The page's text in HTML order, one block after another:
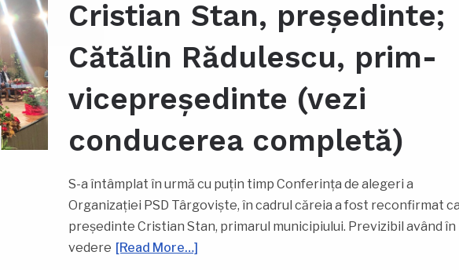
Cristian Stan, președinte;
Cătălin Rădulescu, prim-
vicepreședinte (vezi
conducerea completă)
S-a întâmplat în urmă cu puțin timp Conferința de alegeri a
Organizației PSD Târgoviște, în cadrul căreia a fost reconfirmat
președinte Cristian Stan, primarul municipiului. Previzibil având în
vedere [Read More…]